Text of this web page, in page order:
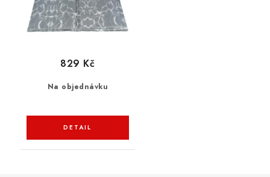
Na objednávku
829 Kč